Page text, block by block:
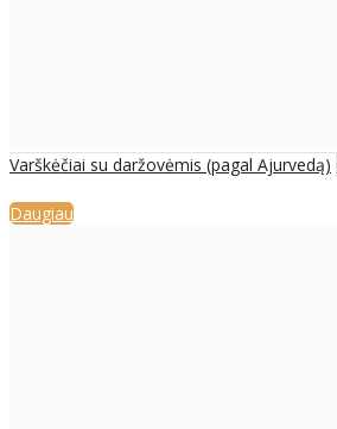
Varškėčiai su daržovėmis (pagal Ajurvedą)
Daugiau